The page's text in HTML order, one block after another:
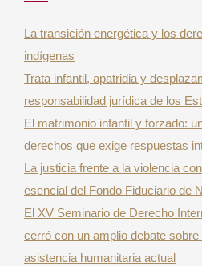
f
o
r
:
La transición energética y los
indígenas
Trata infantil, apatridia y
responsabilidad jurídica de los
El matrimonio infantil y forzado:
derechos que exige respuestas
La justicia frente a la violencia
esencial del Fondo Fiduciario de
El XV Seminario de Derecho
cerró con un amplio debate
asistencia humanitaria actual